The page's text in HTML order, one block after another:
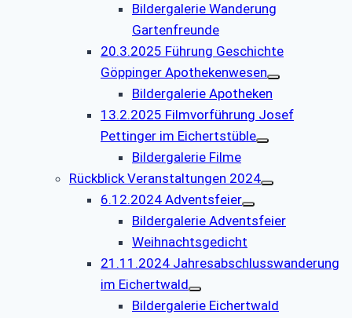
Bildergalerie Wanderung
Gartenfreunde
20.3.2025 Führung Geschichte
Göppinger Apothekenwesen
Bildergalerie Apotheken
13.2.2025 Filmvorführung Josef
Pettinger im Eichertstüble
Bildergalerie Filme
Rückblick Veranstaltungen 2024
6.12.2024 Adventsfeier
Bildergalerie Adventsfeier
Weihnachtsgedicht
21.11.2024 Jahresabschlusswanderung
im Eichertwald
Bildergalerie Eichertwald